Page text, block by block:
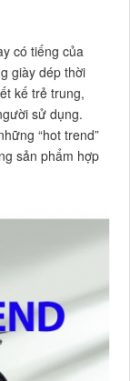
có tiếng của
giày dép thời
kế trẻ trung,
sử dụng.
“hot trend”
sản phẩm hợp